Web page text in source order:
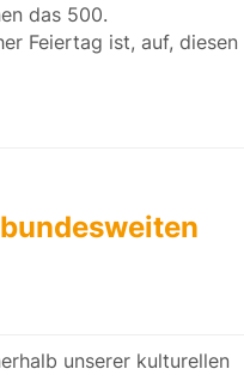
das 500.
Feiertag ist, auf, diesen
unserer kulturellen